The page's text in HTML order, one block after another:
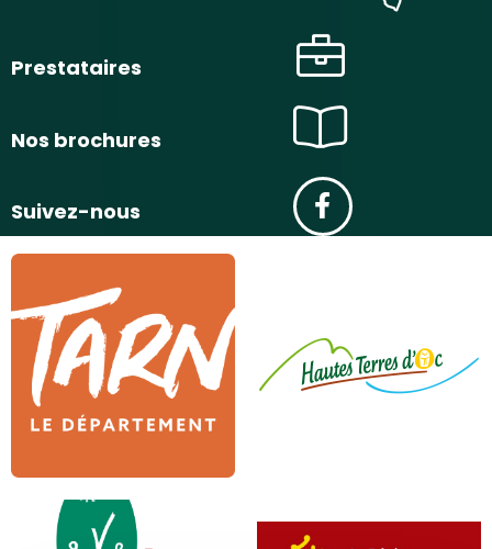
Prestataires
Nos brochures
Suivez-nous